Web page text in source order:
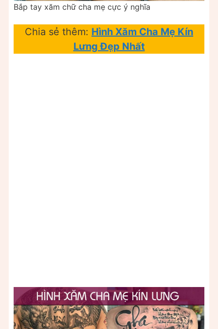
Bắp tay xăm chữ cha mẹ cực ý nghĩa
Chia sẻ thêm: Hình Xăm Cha Mẹ Kín
Lưng Đẹp Nhất